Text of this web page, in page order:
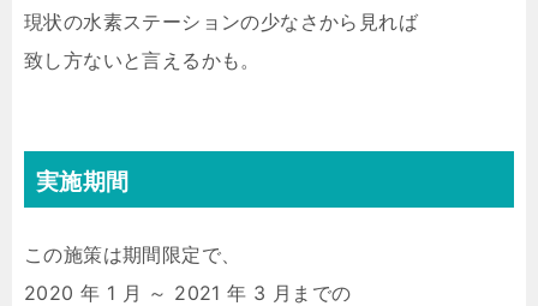
現状の水素ステーションの少なさから見れば
致し方ないと言えるかも。
実施期間
この施策は期間限定で、
2020 年 1 月 ～ 2021 年 3 月までの